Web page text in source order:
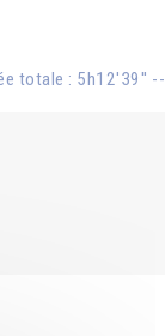
totale : 5h12'39''